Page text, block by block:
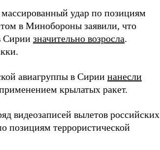
массированный удар по позициям
в Минобороны заявили, что
Сирии значительно возросла.
авиагруппы в Сирии нанесли
крылатых ракет.
видеозаписей вылетов российских
позициям террористической